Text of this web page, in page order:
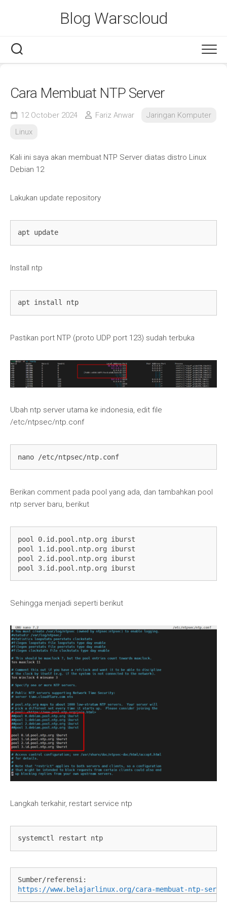
Blog Warscloud
Cara Membuat NTP Server
12 October 2024 Fariz Anwar
Jaringan Komputer
Linux
Kali ini saya akan membuat NTP Server diatas distro Linux
Debian 12
Lakukan update repository
apt update
Install ntp
apt install ntp
Pastikan port NTP (proto UDP port 123) sudah terbuka
Ubah ntp server utama ke indonesia, edit file
/etc/ntpsec/ntp.conf
nano /etc/ntpsec/ntp.conf
Berikan comment pada pool yang ada, dan tambahkan pool
ntp server baru, berikut
pool 0.id.pool.ntp.org iburst
pool 1.id.pool.ntp.org iburst
pool 2.id.pool.ntp.org iburst
pool 3.id.pool.ntp.org iburst
Sehingga menjadi seperti berikut
Langkah terkahir, restart service ntp
systemctl restart ntp
Sumber/referensi:
https://www.belajarlinux.org/cara-membuat-ntp-